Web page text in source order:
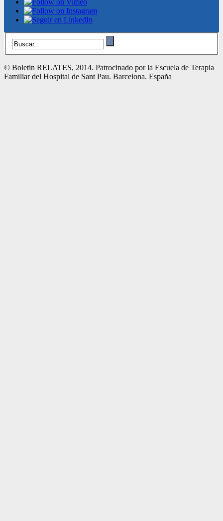
© Boletin RELATES, 2014. Patrocinado por la Escuela de Terapia
Familiar del Hospital de Sant Pau. Barcelona. España